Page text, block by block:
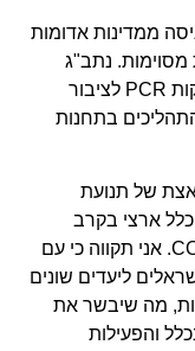
ממדינות אדומות
נתב"ג
נערך באמצעות חברת אומגה לבצע בדיקות PCR לציבור
בתחנות
של תנועת
ארצי בקרב
תושבי ישראל נגד נגיף הקורונה COVID -19. אני תקווה כי עם
ליעדים שונים
מה שיבשר את